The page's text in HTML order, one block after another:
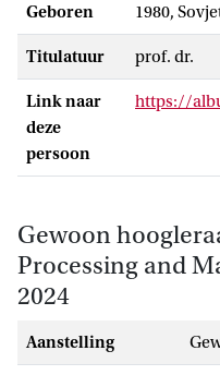
Geboren 1980,
Titulatuur prof. dr.
Link naar
deze
persoon
https://
Gewoon
Processing and
2024
Aanstelling